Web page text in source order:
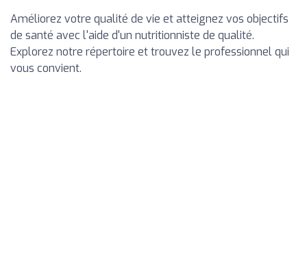
Améliorez votre qualité de vie et atteignez vos objectifs
de santé avec l'aide d'un nutritionniste de qualité.
Explorez notre répertoire et trouvez le professionnel qui
vous convient.